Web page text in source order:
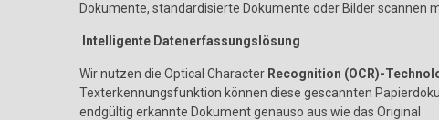
Dokumente, standardisierte Dokumente oder Bilder scannen
Intelligente Datenerfassungslösung
Wir nutzen die Optical Character Recognition (OCR)-
Texterkennungsfunktion können diese gescannten
endgültig erkannte Dokument genauso aus wie das Original